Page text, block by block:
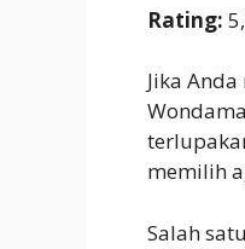
Rating:
Jika
memilih
Salah